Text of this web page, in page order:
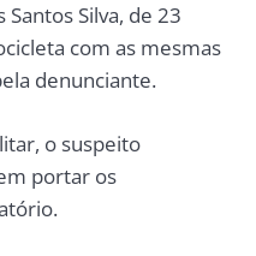
Silva, de 23
com as mesmas
denunciante.
o suspeito
portar os